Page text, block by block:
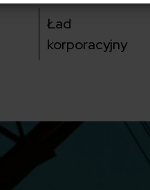
Ład
korporacyjny